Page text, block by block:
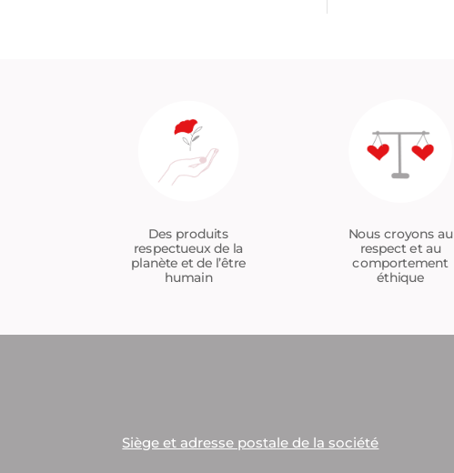
Des produits
respectueux de la
planète et de l’être
humain
Nous croyons au
respect et au
comportement
éthique
Siège et adresse postale de la société